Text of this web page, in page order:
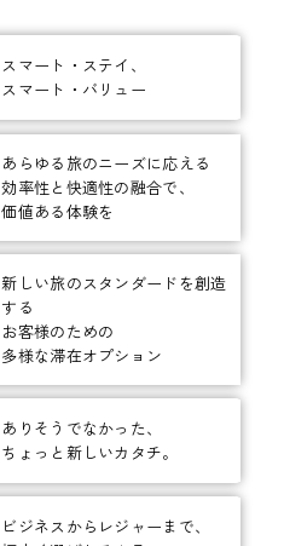
スマート・ステイ、
スマート・バリュー
あらゆる旅のニーズに応える
効率性と快適性の融合で、
価値ある体験を
新しい旅のスタンダードを創造
する
お客様のための
多様な滞在オプション
ありそうでなかった、
ちょっと新しいカタチ。
ビジネスからレジャーまで、